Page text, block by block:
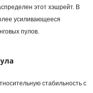
этот хэшрейт. В
усиливающееся
пулов.
стабильность с